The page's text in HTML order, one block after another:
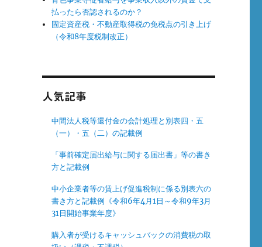
払ったら否認されるのか？
固定資産税・不動産取得税の免税点の引き上げ
（令和8年度税制改正）
人気記事
中間法人税等還付金の会計処理と別表四・五
（一）・五（二）の記載例
「事前確定届出給与に関する届出書」等の書き
方と記載例
中小企業者等の賃上げ促進税制に係る別表六の
書き方と記載例《令和6年4月1日～令和9年3月
31日開始事業年度》
購入者が受けるキャッシュバックの消費税の取